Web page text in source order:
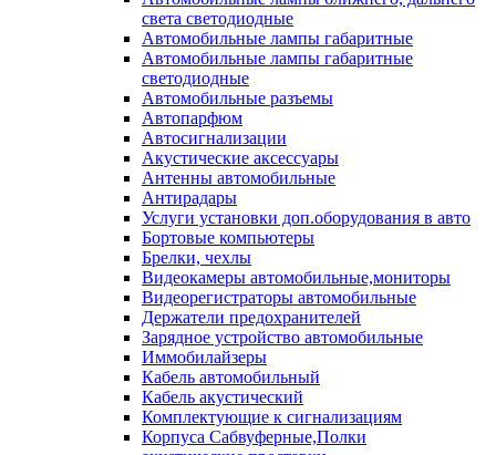
света светодиодные
Автомобильные лампы габаритные
Автомобильные лампы габаритные
светодиодные
Автомобильные разъемы
Автопарфюм
Автосигнализации
Акустические аксессуары
Антенны автомобильные
Антирадары
Услуги установки доп.оборудования в авто
Бортовые компьютеры
Брелки, чехлы
Видеокамеры автомобильные,мониторы
Видеорегистраторы автомобильные
Держатели предохранителей
Зарядное устройство автомобильные
Иммобилайзеры
Кабель автомобильный
Кабель акустический
Комплектующие к сигнализациям
Корпуса Сабвуферные,Полки